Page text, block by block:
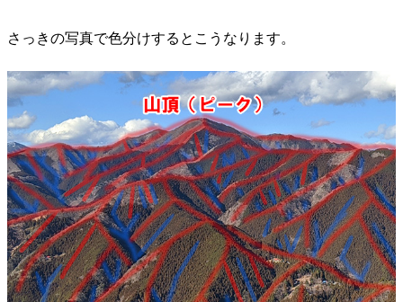
さっきの写真で色分けするとこうなります。